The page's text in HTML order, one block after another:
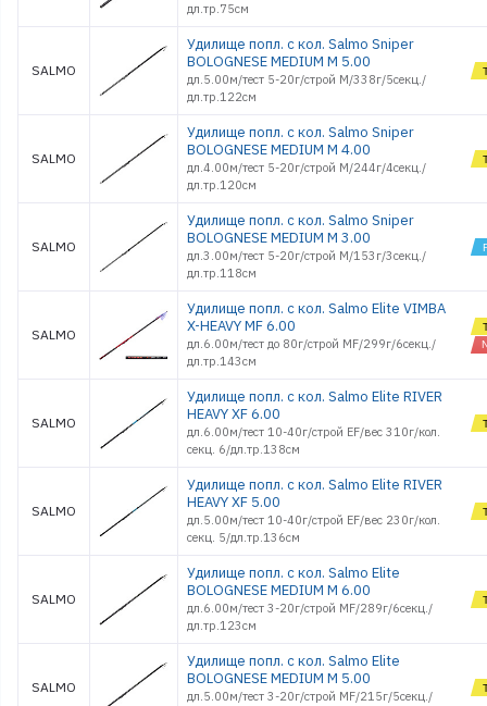
дл.тр.75см
SALMO
Удилище попл. с кол. Salmo Sniper
BOLOGNESE MEDIUM M 5.00
дл.5.00м/тест 5-20г/строй M/338г/5секц./
дл.тр.122см
SALMO
Удилище попл. с кол. Salmo Sniper
BOLOGNESE MEDIUM M 4.00
дл.4.00м/тест 5-20г/строй M/244г/4секц./
дл.тр.120см
SALMO
Удилище попл. с кол. Salmo Sniper
BOLOGNESE MEDIUM M 3.00
дл.3.00м/тест 5-20г/строй M/153г/3секц./
дл.тр.118см
SALMO
Удилище попл. с кол. Salmo Elite VIMBA
X-HEAVY MF 6.00
дл.6.00м/тест до 80г/строй MF/299г/6секц./
дл.тр.143см
SALMO
Удилище попл. с кол. Salmo Elite RIVER
HEAVY XF 6.00
дл.6.00м/тест 10-40г/строй EF/вес 310г/кол.
секц. 6/дл.тр.138см
SALMO
Удилище попл. с кол. Salmo Elite RIVER
HEAVY XF 5.00
дл.5.00м/тест 10-40г/строй EF/вес 230г/кол.
секц. 5/дл.тр.136см
SALMO
Удилище попл. с кол. Salmo Elite
BOLOGNESE MEDIUM M 6.00
дл.6.00м/тест 3-20г/строй MF/289г/6секц./
дл.тр.123см
SALMO
Удилище попл. с кол. Salmo Elite
BOLOGNESE MEDIUM M 5.00
дл.5.00м/тест 3-20г/строй MF/215г/5секц./